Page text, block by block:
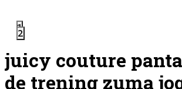
1
2
juicy couture
de trening zuma